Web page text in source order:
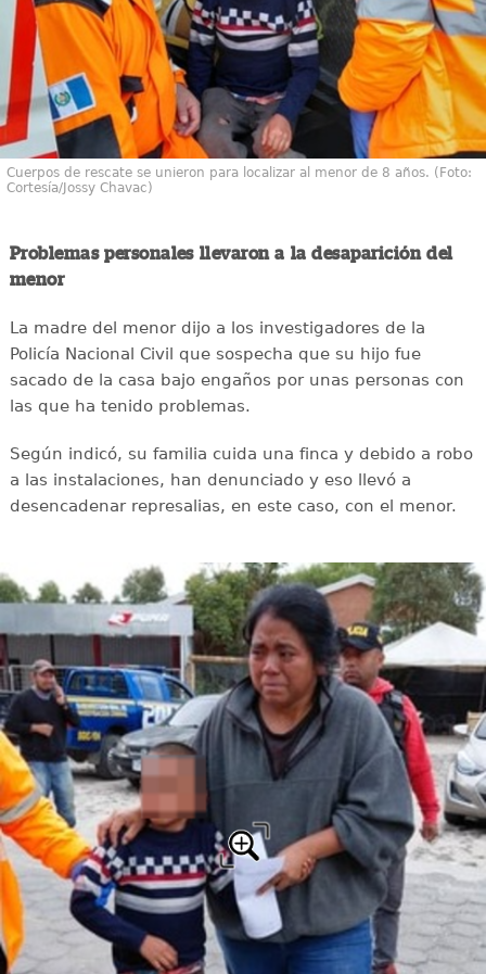
Cuerpos de rescate se unieron para localizar al menor de 8 años. (Foto:
Cortesía/Jossy Chavac)
Problemas personales llevaron a la desaparición del
menor
La madre del menor dijo a los investigadores de la
Policía Nacional Civil que sospecha que su hijo fue
sacado de la casa bajo engaños por unas personas con
las que ha tenido problemas.
Según indicó, su familia cuida una finca y debido a robo
a las instalaciones, han denunciado y eso llevó a
desencadenar represalias, en este caso, con el menor.